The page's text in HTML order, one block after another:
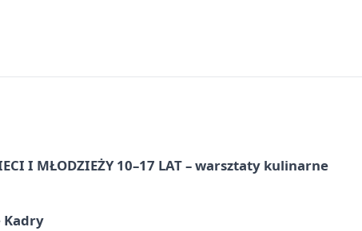
I MŁODZIEŻY 10–17 LAT – warsztaty kulinarne
Kadry